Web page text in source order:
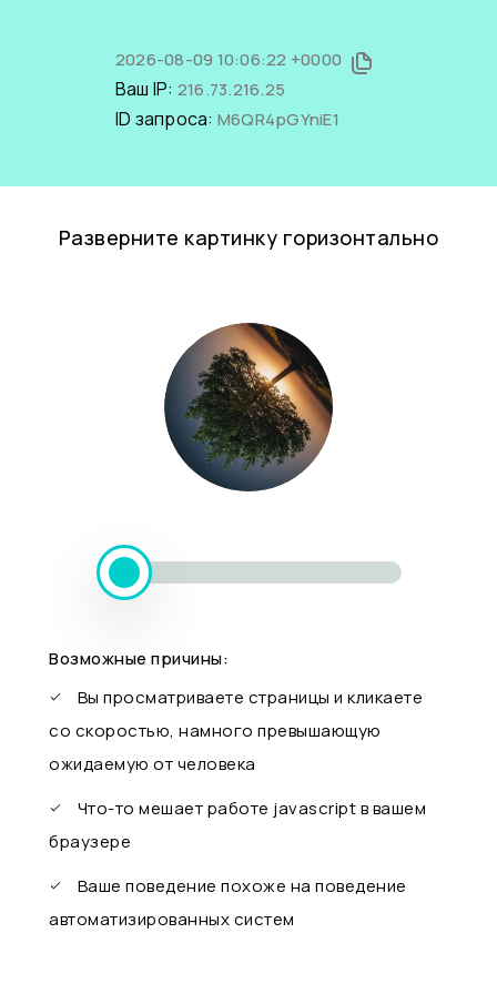
2026-08-09 10:06:22 +0000
Ваш IP: 216.73.216.25
ID запроса: M6QR4pGYniE1
Разверните картинку горизонтально
Возможные причины:
Вы просматриваете страницы и кликаете
со скоростью, намного превышающую
ожидаемую от человека
Что-то мешает работе javascript в вашем
браузере
Ваше поведение похоже на поведение
автоматизированных систем